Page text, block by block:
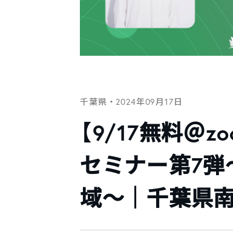
千葉県 ・2024年09月17日
【9/17無料＠
セミナー第7
域〜｜千葉県